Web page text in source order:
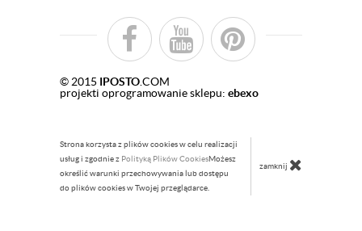
© 2015 IPOSTO.COM
projekti oprogramowanie sklepu: ebexo
Strona korzysta z plików cookies w celu realizacji
usług i zgodnie z Polityką Plików CookiesMożesz
określić warunki przechowywania lub dostępu
do plików cookies w Twojej przeglądarce.
zamknij